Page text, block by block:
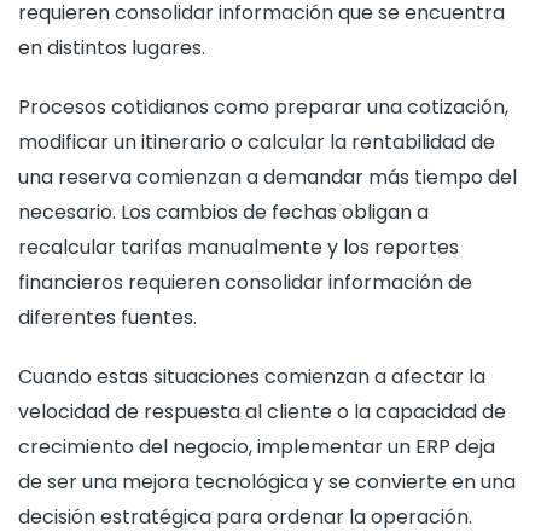
requieren consolidar información que se encuentra
en distintos lugares.
Procesos cotidianos como preparar una cotización,
modificar un itinerario o calcular la rentabilidad de
una reserva comienzan a demandar más tiempo del
necesario. Los cambios de fechas obligan a
recalcular tarifas manualmente y los reportes
financieros requieren consolidar información de
diferentes fuentes.
Cuando estas situaciones comienzan a afectar la
velocidad de respuesta al cliente o la capacidad de
crecimiento del negocio, implementar un ERP deja
de ser una mejora tecnológica y se convierte en una
decisión estratégica para ordenar la operación.